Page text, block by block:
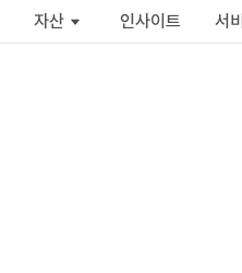
자산 인사이트 서